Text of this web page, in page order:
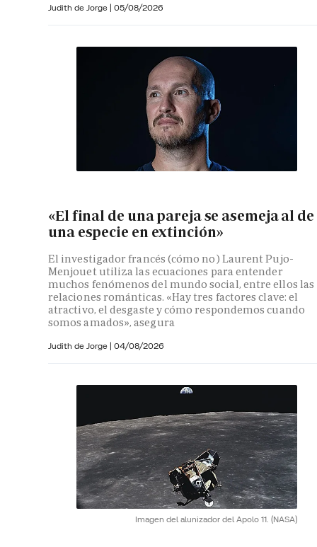
Judith de Jorge | 05/08/2026
«El final de una pareja se asemeja al de
una especie en extinción»
El investigador francés (cómo no) Laurent Pujo-
Menjouet utiliza las ecuaciones para entender
muchos fenómenos del mundo social, entre ellos las
relaciones románticas. «Hay tres factores clave: el
atractivo, el desgaste y cómo respondemos cuando
somos amados», asegura
Judith de Jorge | 04/08/2026
Imagen del alunizador del Apolo 11. (NASA)